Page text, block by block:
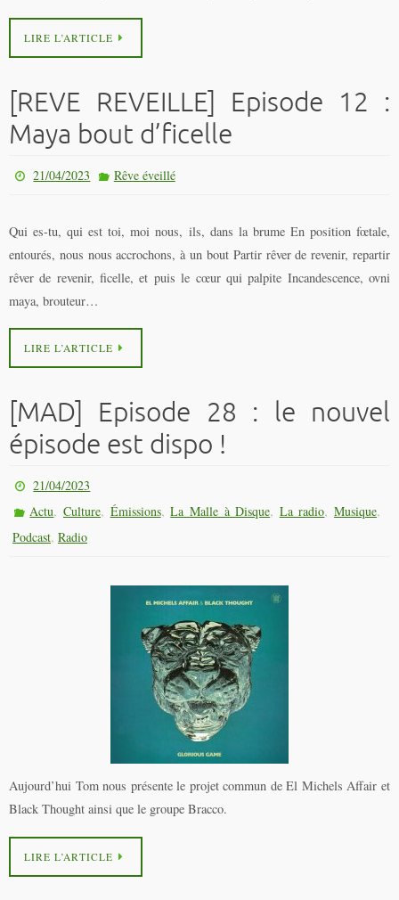
LIRE L’ARTICLE
[REVE REVEILLE] Episode 12 :
Maya bout d’ficelle
21/04/2023 Rêve éveillé
Qui es-tu, qui est toi, moi nous, ils, dans la brume En position fœtale,
entourés, nous nous accrochons, à un bout Partir rêver de revenir, repartir
rêver de revenir, ficelle, et puis le cœur qui palpite Incandescence, ovni
maya, brouteur…
LIRE L’ARTICLE
[MAD] Episode 28 : le nouvel
épisode est dispo !
21/04/2023
Actu,Culture, Émissions,La Malle à Disque, La radio,Musique,
Podcast, Radio
Aujourd’hui Tom nous présente le projet commun de El Michels Affair et
Black Thought ainsi que le groupe Bracco.
LIRE L’ARTICLE